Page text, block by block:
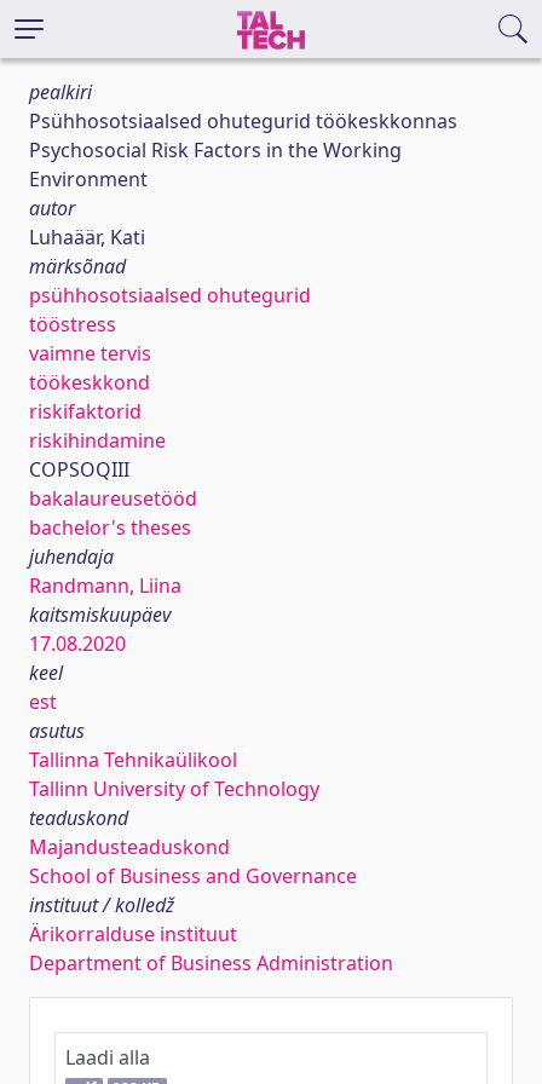
pealkiri
Psühhosotsiaalsed ohutegurid töökeskkonnas
Psychosocial Risk Factors in the Working
Environment
autor
Luhaäär, Kati
märksõnad
psühhosotsiaalsed ohutegurid
tööstress
vaimne tervis
töökeskkond
riskifaktorid
riskihindamine
COPSOQIII
bakalaureusetööd
bachelor's theses
juhendaja
Randmann, Liina
kaitsmiskuupäev
17.08.2020
keel
est
asutus
Tallinna Tehnikaülikool
Tallinn University of Technology
teaduskond
Majandusteaduskond
School of Business and Governance
instituut / kolledž
Ärikorralduse instituut
Department of Business Administration
Laadi alla